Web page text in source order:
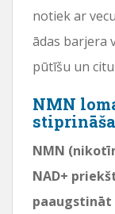
notiek ar
ādas barjera
pūtīšu un
NMN
NMN
NAD+
paaugstināt